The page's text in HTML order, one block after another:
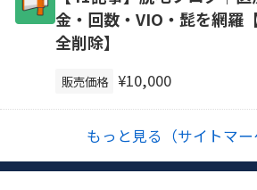
金・回数・VIO・髭を網羅
全削除】
販売価格 ¥10,000
もっと見る（サイトマー